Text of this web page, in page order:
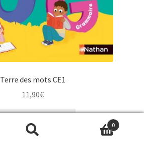
Terre des mots CE1
11,90€
0